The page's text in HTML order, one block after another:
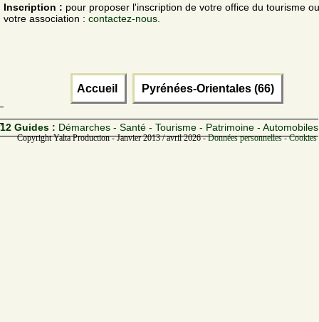
Inscription : pour proposer l'inscription de votre office du tourisme
votre association : contactez-nous.
Accueil Pyrénées-Orientales (66)
12 Guides : Démarches - Santé - Tourisme - Patrimoine - Automobiles
Copyright Yalta Production - Janvier 2013 / avril 2026 -Données personnelles -